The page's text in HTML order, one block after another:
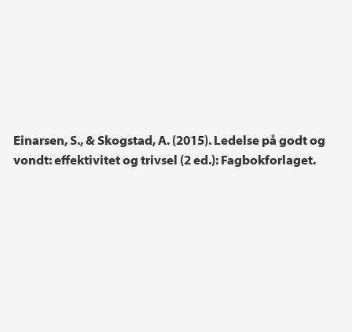
Einarsen, S., & Skogstad, A. (2015). Ledelse på godt og
vondt: effektivitet og trivsel (2 ed.): Fagbokforlaget.